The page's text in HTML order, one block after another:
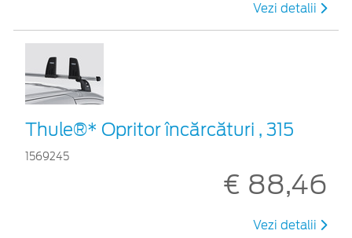
Vezi detalii
Thule®* Opritor încărcături , 315
1569245
€ 88,46
Vezi detalii